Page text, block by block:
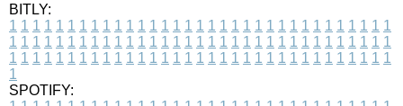
BITLY:
1 1 1 1 1 1 1 1 1 1 1 1 1 1 1 1 1 1 1 1 1 1 1 1 1 1 1 1 1 1 1 1 1
1 1 1 1 1 1 1 1 1 1 1 1 1 1 1 1 1 1 1 1 1 1 1 1 1 1 1 1 1 1 1 1 1
1 1 1 1 1 1 1 1 1 1 1 1 1 1 1 1 1 1 1 1 1 1 1 1 1 1 1 1 1 1 1 1 1
1
SPOTIFY: